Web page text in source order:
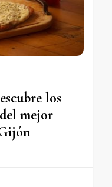
los
mejor